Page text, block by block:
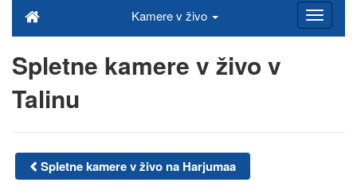
Kamere v živo
Spletne kamere v živo v
Talinu
Spletne kamere v živo na Harjumaa